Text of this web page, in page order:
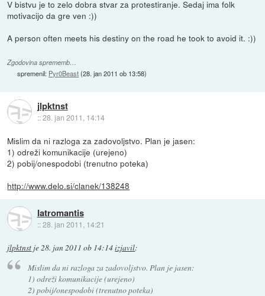
V bistvu je to zelo dobra stvar za protestiranje. Sedaj ima folk
motivacijo da gre ven :))
A person often meets his destiny on the road he took to avoid it. :))
Zgodovina sprememb…
spremenil: Pyr0Beast(28. jan 2011 ob 13:58)
jlpktnst
::28. jan 2011, 14:14
Mislim da ni razloga za zadovoljstvo. Plan je jasen:
1) odreži komunikacije (urejeno)
2) pobij/onespodobi (trenutno poteka)
http://www.delo.si/clanek/138248
Iatromantis
::28. jan 2011, 14:21
jlpktnst je28. jan 2011 ob 14:14izjavil:
Mislim da ni razloga za zadovoljstvo. Plan je jasen:
1) odreži komunikacije (urejeno)
2) pobij/onespodobi (trenutno poteka)